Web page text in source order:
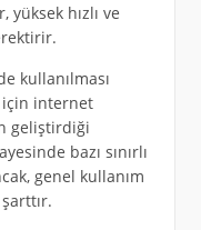
hızlı ve
kullanılması
için internet
geliştirdiği
bazı sınırlı
genel kullanım